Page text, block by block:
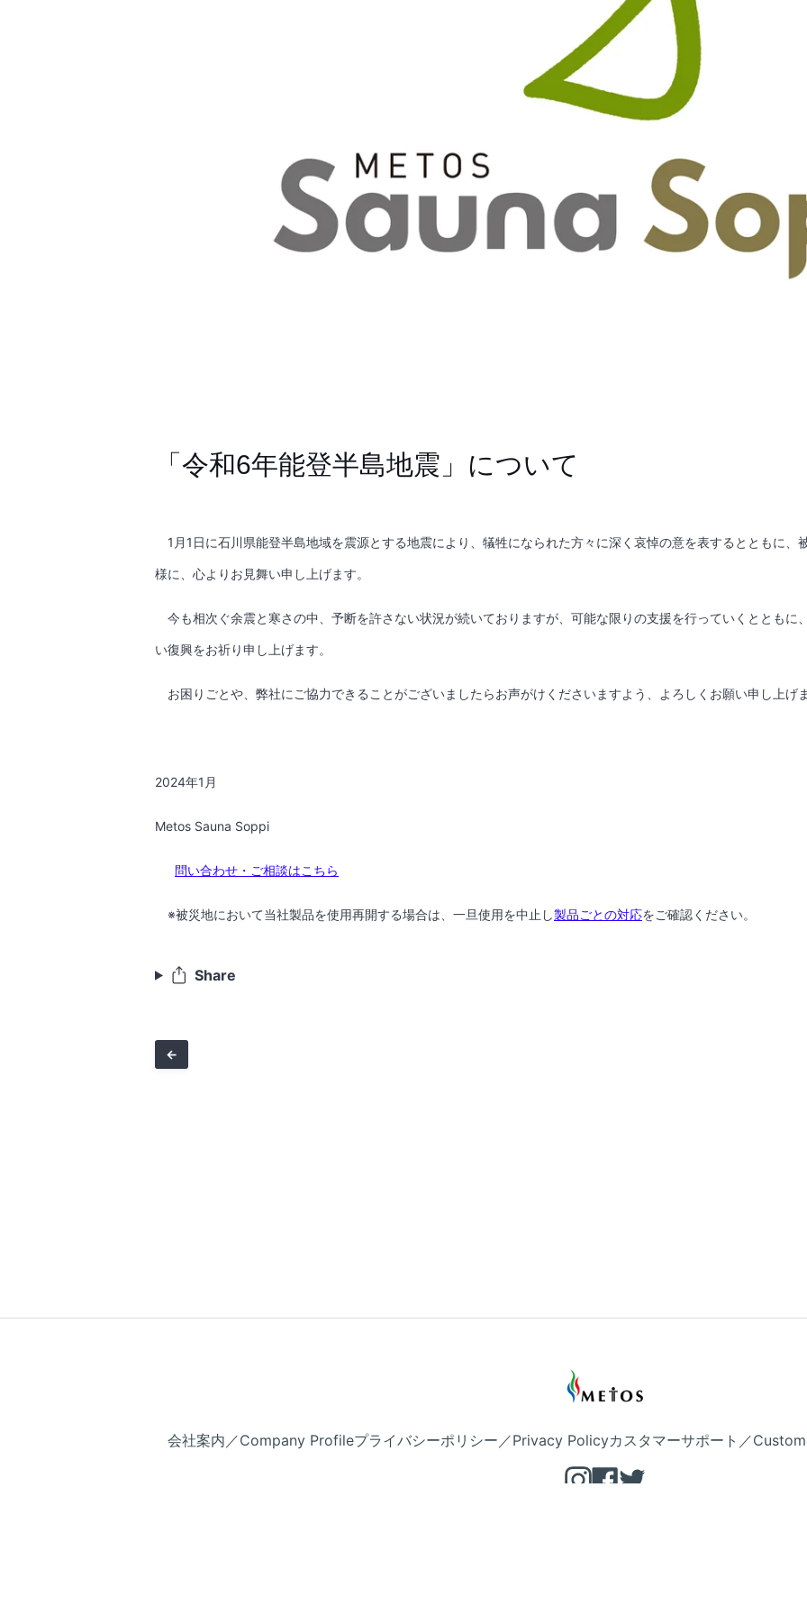
「令和6年能登半島地震」について
1 月 1 日に石川県能登半島地域を震源とする地震により、犠牲になられた方々に深く哀悼の意を表するとともに、
様に、心よりお見舞い申し上げます。
今も相次ぐ余震と寒さの中、予断を許さない状況が続いておりますが、可能な限りの支援を行っていくとともに
い復興をお祈り申し上げます。
お困りごとや、弊社にご協力できることがございましたらお声がけくださいますよう、よろしくお願い申し上げ
2024年1 月
Metos Sauna Soppi
問い合わせ・ご相談はこちら
※被災地において当社製品を使用再開する場合は、一旦使用を中止し製品ごとの対応をご確認ください。
Share
←
会社案内／Company Profileプライバシーポリシー／Privacy Policyカスタマーサポート／